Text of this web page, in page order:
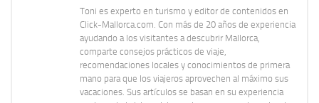
Toni es experto en turismo y editor de contenidos en
Click-Mallorca.com. Con más de 20 años de experiencia
ayudando a los visitantes a descubrir Mallorca,
comparte consejos prácticos de viaje,
recomendaciones locales y conocimientos de primera
mano para que los viajeros aprovechen al máximo sus
vacaciones. Sus artículos se basan en su experiencia